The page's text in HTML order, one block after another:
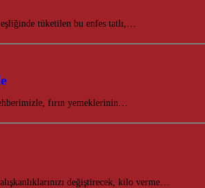
eşliğinde tüketilen bu enfes tatlı,…
fırın yemeklerinin…
değiştirecek, kilo verme…